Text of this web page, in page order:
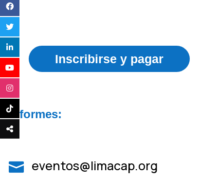
Inscribirse y pagar
Informes:
 eventos@limacap.org